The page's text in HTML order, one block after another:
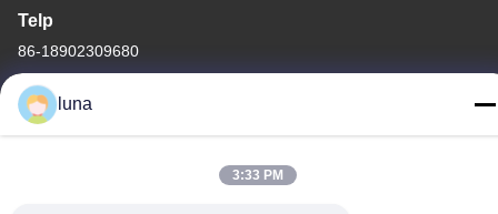
Telp
86-18902309680
Cina Kualitas Baik Bubuk Penghilang Rambut Pemasok. Hak
luna
3:33 PM